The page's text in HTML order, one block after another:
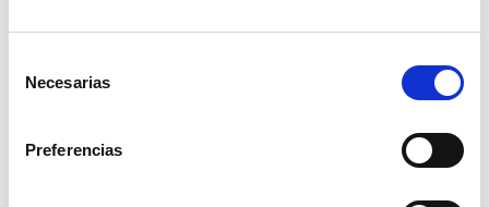
Necesarias
Preferencias